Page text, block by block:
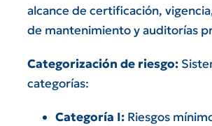
alcance de certificación,
de mantenimiento y auditorías
Categorización de riesgo:
categorías:
Categoría I:Riesgos